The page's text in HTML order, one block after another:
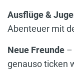
Ausflüge &
Abenteuer mit
Neue Freunde –
genauso ticken